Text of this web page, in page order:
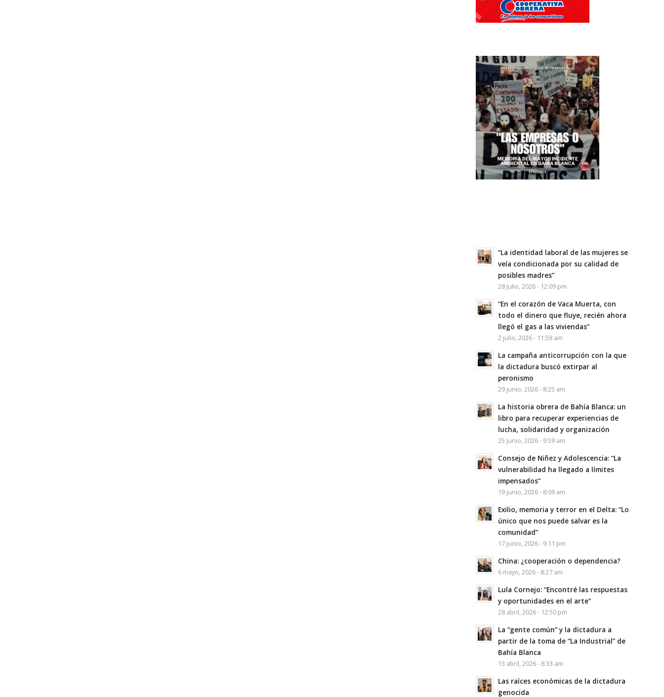
“La identidad laboral de las mujeres se
veía condicionada por su calidad de
posibles madres”
28 julio, 2026 - 12:09 pm
“En el corazón de Vaca Muerta, con
todo el dinero que fluye, recién ahora
llegó el gas a las viviendas”
2 julio, 2026 - 11:58 am
La campaña anticorrupción con la que
la dictadura buscó extirpar al
peronismo
29 junio, 2026 - 8:25 am
La historia obrera de Bahía Blanca: un
libro para recuperar experiencias de
lucha, solidaridad y organización
25 junio, 2026 - 9:59 am
Consejo de Niñez y Adolescencia: “La
vulnerabilidad ha llegado a límites
impensados”
19 junio, 2026 - 8:09 am
Exilio, memoria y terror en el Delta: “Lo
único que nos puede salvar es la
comunidad”
17 junio, 2026 - 9:11 pm
China: ¿cooperación o dependencia?
6 mayo, 2026 - 8:27 am
Lula Cornejo: “Encontré las respuestas
y oportunidades en el arte”
28 abril, 2026 - 12:50 pm
La “gente común” y la dictadura a
partir de la toma de “La Industrial” de
Bahía Blanca
13 abril, 2026 - 8:33 am
Las raíces económicas de la dictadura
genocida